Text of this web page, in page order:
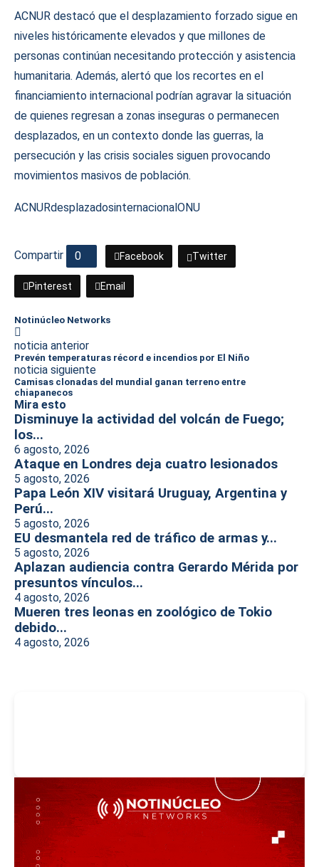
ACNUR destacó que el desplazamiento forzado sigue en
niveles históricamente elevados y que millones de
personas continúan necesitando protección y asistencia
humanitaria. Además, alertó que los recortes en el
financiamiento internacional podrían agravar la situación
de quienes regresan a zonas inseguras o permanecen
desplazados, en un contexto donde las guerras, la
persecución y las crisis sociales siguen provocando
movimientos masivos de población.
ACNURdesplazadosinternacionalONU
Compartir 0 Facebook Twitter
Pinterest Email
Notinúcleo Networks
noticia anterior
Prevén temperaturas récord e incendios por El Niño
noticia siguiente
Camisas clonadas del mundial ganan terreno entre
chiapanecos
Mira esto
Disminuye la actividad del volcán de Fuego;
los...
6 agosto, 2026
Ataque en Londres deja cuatro lesionados
5 agosto, 2026
Papa León XIV visitará Uruguay, Argentina y
Perú...
5 agosto, 2026
EU desmantela red de tráfico de armas y...
5 agosto, 2026
Aplazan audiencia contra Gerardo Mérida por
presuntos vínculos...
4 agosto, 2026
Mueren tres leonas en zoológico de Tokio
debido...
4 agosto, 2026